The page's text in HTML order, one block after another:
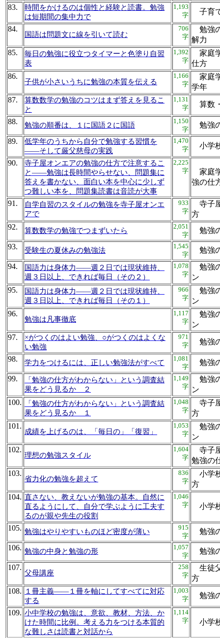
83.
時間をかけるのは個性と経験と読書。勉強
は短期間の集中力で
1,193
字
子育
84.
国語は問題文に線を引いて読む
706
字
勉強
解
85.
毎日の勉強に役立つタイマーと色塗り自習
表
1,392
字
家庭
仕
86.
子供が小さいうちに勉強の本質を伝える
1,166
字
家庭
学
87.
算数数学の勉強のコツはまず答えを見るこ
と
1,131
字
算数
88. 勉強の順番は、１に国語２に国語
1,150
字
勉強
89.
低学年のうちから自分で勉強する習慣を
――そして厳父慈母の実践
1,470
字
小学
90.
寺子屋オンエアの勉強の仕方で注意するこ
と――勉強は長時間やらせない、問題集に
答えを書かない、面白い本を中心に少しず
つ難しい本を、問題集読書は音読が大事
2,225
字
家庭
強の
91.
自学自習のスタイルの勉強を寺子屋オンエ
アで
933
字
寺子
方
92.
算数数学の勉強でつまずいたら
2,051
字
勉強
93.
受験生の夏休みの勉強法
1,545
字
勉
94.
国語力は身体力――週２日では現状維持、
週３日以上、できれば毎日（その２）
1,078
字
勉強
ン
95.
国語力は身体力――週２日では現状維持、
週３日以上、できれば毎日（その１）
966
字
勉強
ン
96.
勉強は凡事徹底
1,117
字
勉強
ン
97.
×がつくのはよい勉強、○がつくのはよくな
い勉強
971
字
勉
98. 学力をつけるには、正しい勉強法がすべて
1,081
字
勉
99.
「勉強の仕方がわからない」という調査結
果をどう見るか ２
1,149
字
勉強
ン
100.
「勉強の仕方がわからない」という調査結
果をどう見るか １
1,048
字
寺子
方
101.
成績を上げるのは、「毎日の」「復習」
1,053
字
勉強
ン
102.
理想の勉強スタイル
1,604
字
寺子
勉強
103.
省力化の勉強を超えて
836
字
小学
方
104. 直さない、教えないが勉強の基本。自然に
直るようにして、自分で学ぶように工夫す
るのが親や先生の役割
1,046
字
小学
105. 勉強はやりやすいものほど密度が薄い
915
字
勉強
106. 勉強の中身と勉強の形
1,057
字
勉強
107.
父母講座
258
字
生徒
方
108.
１冊主義――１冊を軸にしてすべてに対応
する
1,003
字
勉強
109. 小中学校の勉強は、意欲、教材、方法、か
けた時間に比例。考える力をつける本質的
な難しさは読書と対話から
1,114
字
小学